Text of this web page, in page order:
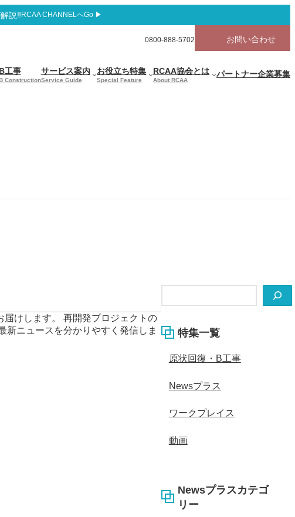
説‼ RCAA CHANNELへGo ▶
0800-888-5702
グ
ー
プ
お問い合わせ
B工事
Construction
サービス案内
Service Guide
お役立ち特集
Special Feature
RCAA協会とは
About RCAA
パートナー企業募集
けします。 再開発プロジェクトの
ニュースを分かりやすく発信しま
特集一覧
原状回復・B工事
Newsプラス
ワークプレイス
動画
Newsプラスカテゴ
リー